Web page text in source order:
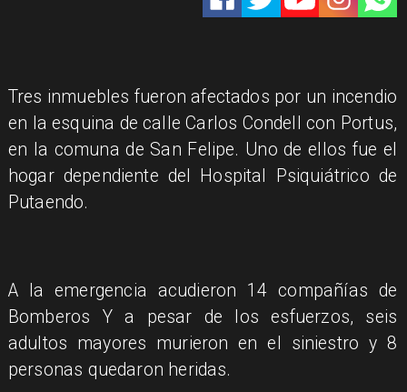
Tres inmuebles fueron afectados por un incendio
en la esquina de calle Carlos Condell con Portus,
en la comuna de San Felipe. Uno de ellos fue el
hogar dependiente del Hospital Psiquiátrico de
Putaendo.
A la emergencia acudieron 14 compañías de
Bomberos Y a pesar de los esfuerzos, seis
adultos mayores murieron en el siniestro y 8
personas quedaron heridas.